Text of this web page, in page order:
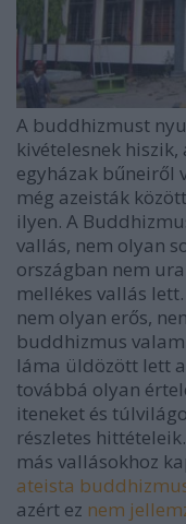
A buddhizmust
kivételesnek
egyházak bűneiről
még azeisták
ilyen. A
vallás, nem olyan
országban nem
mellékes vallás
nem olyan erős,
buddhizmus
láma üldözött lett
továbbá olyan
iteneket és
részletes
más vallásokhoz
ateista
azért ez nem